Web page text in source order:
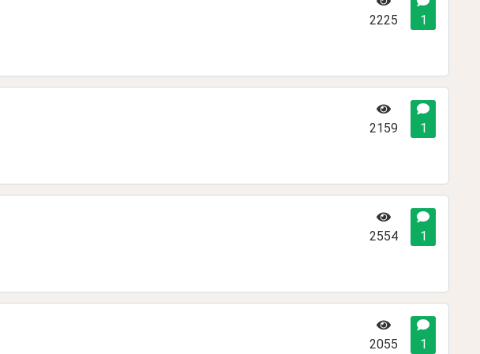
2225
1
2159
1
2554
1
2055
1